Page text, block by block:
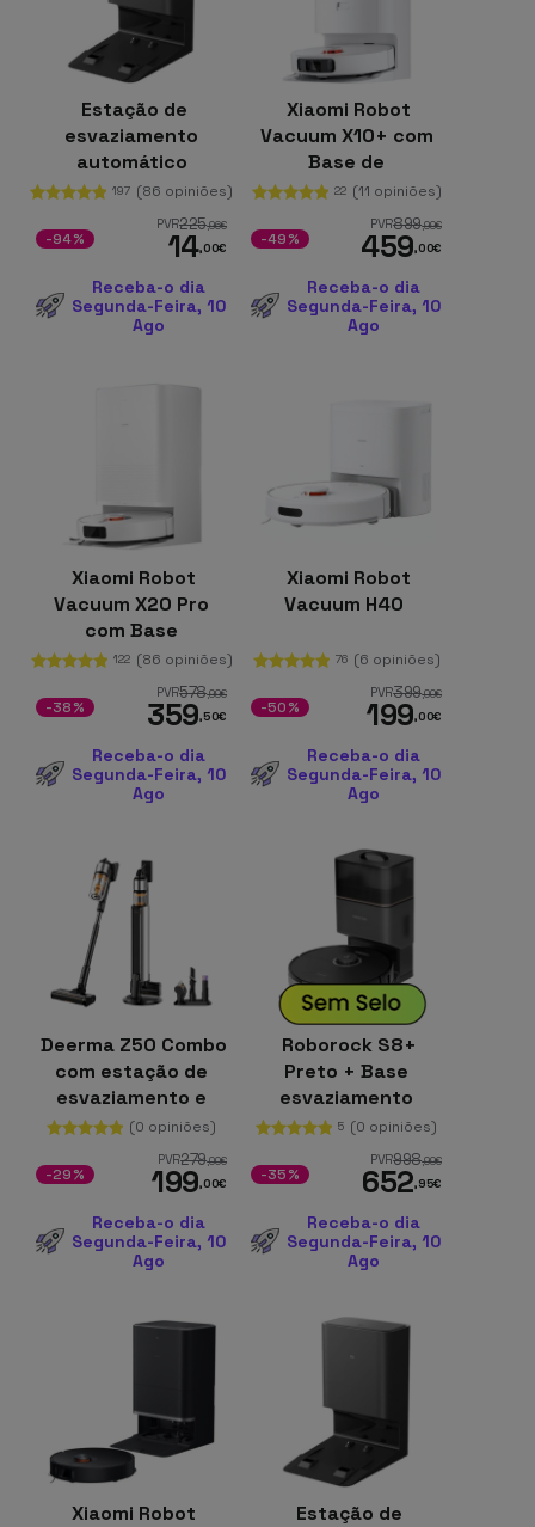
Estação de
esvaziamento
automático
Compatível apenas
com Xiaomi Mi
Robot Vacuum Mop
197 (86 opiniões)
PVR225,96€
14,00€
-94%
Receba-o dia
Segunda-Feira, 10
Ago
Xiaomi Robot
Vacuum X10+ com
Base de
Autolimpeza
22 (11 opiniões)
PVR899,99€
459,00€
-49%
Receba-o dia
Segunda-Feira, 10
Ago
Xiaomi Robot
Vacuum X20 Pro
com Base
Autolimpeza
Branca
122 (86 opiniões)
PVR578,99€
359,50€
-38%
Receba-o dia
Segunda-Feira, 10
Ago
Xiaomi Robot
Vacuum H40
76 (6 opiniões)
PVR399,00€
199,00€
-50%
Receba-o dia
Segunda-Feira, 10
Ago
Deerma Z50 Combo
com estação de
esvaziamento e
acessórios 27 000
(0 opiniões)
PVR279,00€
199,00€
-29%
Receba-o dia
Segunda-Feira, 10
Ago
Roborock S8+
Preto + Base
esvaziamento
automático
5 (0 opiniões)
PVR998,99€
652,95€
-35%
Receba-o dia
Segunda-Feira, 10
Ago
Xiaomi Robot
Estação de